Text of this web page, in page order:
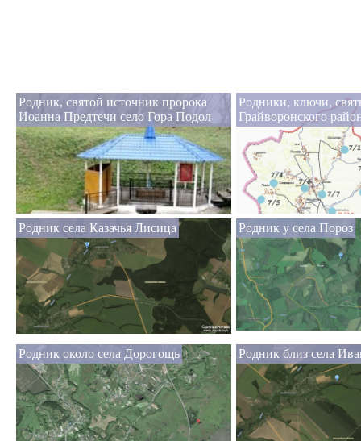
Родник, святой источник пророка
Иоанна Предтечи село Гора Подол
Родники, ключи,
Грайворонского
Родник села Казачья Лисица Родник у села Пороз
Родник около села Дорогощь Родник близ села